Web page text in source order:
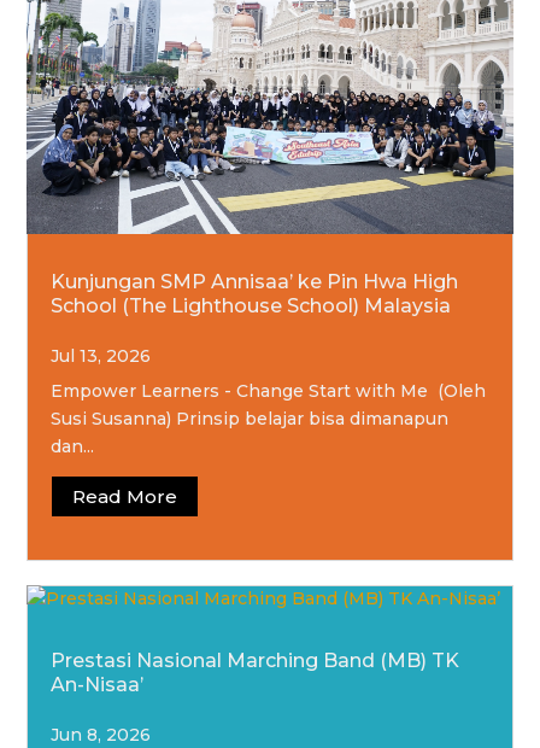
Kunjungan SMP Annisaa’ ke Pin Hwa High
School (The Lighthouse School) Malaysia
Jul 13, 2026
Empower Learners - Change Start with Me (Oleh
Susi Susanna) Prinsip belajar bisa dimanapun
dan...
Read More
Prestasi Nasional Marching Band (MB) TK
An-Nisaa’
Jun 8, 2026